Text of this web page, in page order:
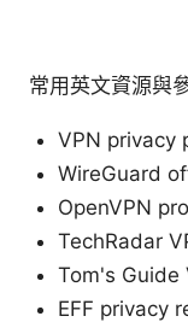
常用英文資源與
VPN privacy
WireGuard
OpenVPN
TechRadar
Tom's Guide
EFF privacy